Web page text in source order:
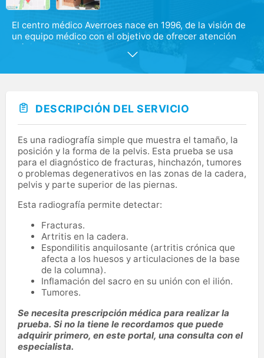
El centro médico Averroes nace en 1996, de la visión de
un equipo médico con el objetivo de ofrecer atención
médica de la máxima calidad. Nuestras instalaciones
son amplias y luminosas, diseñadas para que cada
tecnológicos, todo respaldado por la formación y calidad
de nuestro personal médico y facultativo.
Nuestro objetivo es transmitir tranquilidad y equilibrio a
través de nuestro profesionalismo, precisión y diligencia
en el trato con nuestros pacientes.
DESCRIPCIÓN DEL SERVICIO
Es una radiografía simple que muestra el tamaño, la
posición y la forma de la pelvis. Esta prueba se usa
para el diagnóstico de fracturas, hinchazón, tumores
o problemas degenerativos en las zonas de la cadera,
pelvis y parte superior de las piernas.
Esta radiografía permite detectar:
Fracturas.
Artritis en la cadera.
Espondilitis anquilosante (artritis crónica que
afecta a los huesos y articulaciones de la base
de la columna).
Inflamación del sacro en su unión con el ilión.
Tumores.
Se necesita prescripción médica para realizar la
prueba. Si no la tiene le recordamos que puede
adquirir primero, en este portal, una consulta con el
especialista.